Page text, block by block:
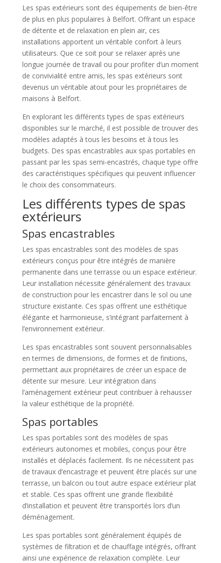
Les spas extérieurs sont des équipements de bien-être
de plus en plus populaires à Belfort. Offrant un espace
de détente et de relaxation en plein air, ces
installations apportent un véritable confort à leurs
utilisateurs. Que ce soit pour se relaxer après une
longue journée de travail ou pour profiter d’un moment
de convivialité entre amis, les spas extérieurs sont
devenus un véritable atout pour les propriétaires de
maisons à Belfort.
En explorant les différents types de spas extérieurs
disponibles sur le marché, il est possible de trouver des
modèles adaptés à tous les besoins et à tous les
budgets. Des spas encastrables aux spas portables en
passant par les spas semi-encastrés, chaque type offre
des caractéristiques spécifiques qui peuvent influencer
le choix des consommateurs.
Les différents types de spas
extérieurs
Spas encastrables
Les spas encastrables sont des modèles de spas
extérieurs conçus pour être intégrés de manière
permanente dans une terrasse ou un espace extérieur.
Leur installation nécessite généralement des travaux
de construction pour les encastrer dans le sol ou une
structure existante. Ces spas offrent une esthétique
élégante et harmonieuse, s’intégrant parfaitement à
l’environnement extérieur.
Les spas encastrables sont souvent personnalisables
en termes de dimensions, de formes et de finitions,
permettant aux propriétaires de créer un espace de
détente sur mesure. Leur intégration dans
l’aménagement extérieur peut contribuer à rehausser
la valeur esthétique de la propriété.
Spas portables
Les spas portables sont des modèles de spas
extérieurs autonomes et mobiles, conçus pour être
installés et déplacés facilement. Ils ne nécessitent pas
de travaux d’encastrage et peuvent être placés sur une
terrasse, un balcon ou tout autre espace extérieur plat
et stable. Ces spas offrent une grande flexibilité
d’installation et peuvent être transportés lors d’un
déménagement.
Les spas portables sont généralement équipés de
systèmes de filtration et de chauffage intégrés, offrant
ainsi une expérience de relaxation complète. Leur